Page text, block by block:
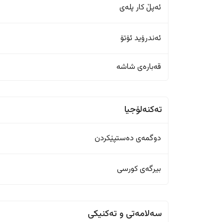
ئەپڵ کار پلەی
ئەندرۆید ئۆتۆ
قەبارەی شاشە
تەکنەلۆجیا
دوگمەی دەستپێکردن
بیرگەی کورسی
سەلامەتی و تەکنیکی